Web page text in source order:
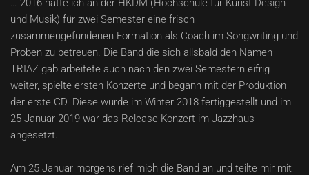
… 2016 hatte ich an der HKDM (Hochschule für Kunst Design
und Musik) für zwei Semester eine frisch
zusammengefundenen Formation als Coach im Songwriting und
Proben zu betreuen. Die Band die sich allsbald den Namen
TRIAZ gab arbeitete auch nach den zwei Semestern eifrig
weiter, spielte ersten Konzerte und begann mit der Produktion
der erste CD. Diese wurde im Winter 2018 fertiggestellt und im
25 Januar 2019 war das Release-Konzert im Jazzhaus
angesetzt.
Am 25 Januar morgens rief mich die Band an und teilte mir mit